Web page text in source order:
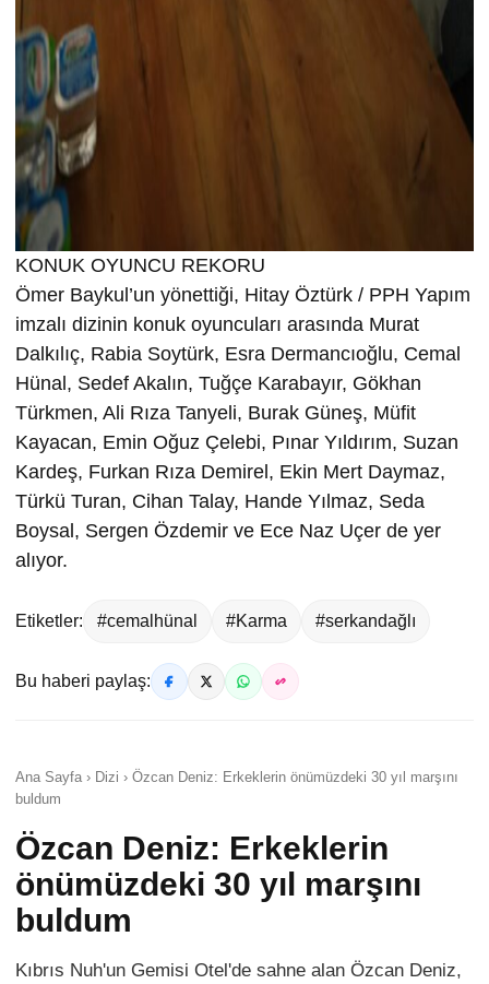
KONUK OYUNCU REKORU
Ömer Baykul’un yönettiği, Hitay Öztürk / PPH Yapım
imzalı dizinin konuk oyuncuları arasında Murat
Dalkılıç, Rabia Soytürk, Esra Dermancıoğlu, Cemal
Hünal, Sedef Akalın, Tuğçe Karabayır, Gökhan
Türkmen, Ali Rıza Tanyeli, Burak Güneş, Müfit
Kayacan, Emin Oğuz Çelebi, Pınar Yıldırım, Suzan
Kardeş, Furkan Rıza Demirel, Ekin Mert Daymaz,
Türkü Turan, Cihan Talay, Hande Yılmaz, Seda
Boysal, Sergen Özdemir ve Ece Naz Uçer de yer
alıyor.
Etiketler: #cemalhünal #Karma #serkandağlı
Bu haberi paylaş:
Ana Sayfa › Dizi › Özcan Deniz: Erkeklerin önümüzdeki 30 yıl marşını
buldum
Özcan Deniz: Erkeklerin
önümüzdeki 30 yıl marşını
buldum
Kıbrıs Nuh'un Gemisi Otel'de sahne alan Özcan Deniz,